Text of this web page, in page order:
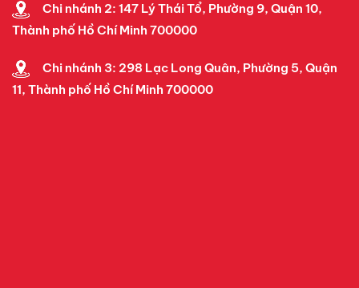
Chi nhánh 2: 147 Lý Thái Tổ, Phường 9, Quận 10,
Thành phố Hồ Chí Minh 700000
Chi nhánh 3: 298 Lạc Long Quân, Phường 5, Quận
11, Thành phố Hồ Chí Minh 700000